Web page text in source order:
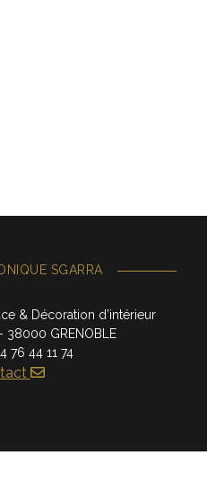
SGARRA
& Décoration d’intérieur
38000 GRENOBLE
76 44 11 74